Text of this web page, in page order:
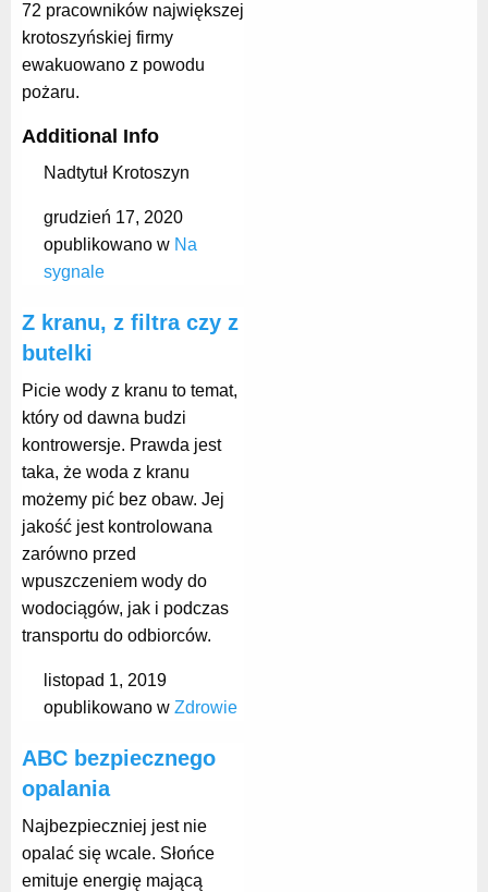
72 pracowników największej
krotoszyńskiej firmy
ewakuowano z powodu
pożaru.
Additional Info
Nadtytuł Krotoszyn
grudzień 17, 2020
opublikowano w Na
sygnale
Z kranu, z filtra czy z
butelki
Picie wody z kranu to temat,
który od dawna budzi
kontrowersje. Prawda jest
taka, że woda z kranu
możemy pić bez obaw. Jej
jakość jest kontrolowana
zarówno przed
wpuszczeniem wody do
wodociągów, jak i podczas
transportu do odbiorców.
listopad 1, 2019
opublikowano w Zdrowie
ABC bezpiecznego
opalania
Najbezpieczniej jest nie
opalać się wcale. Słońce
emituje energię mającą